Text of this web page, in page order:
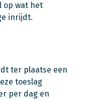
op wat het
inrijdt.
ter plaatse een
toeslag
per dag en